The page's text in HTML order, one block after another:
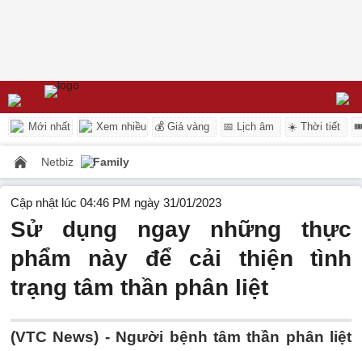
Mới nhất Xem nhiều 💰 Giá vàng 📅 Lịch âm ☀️ Thời tiết
Netbiz Family
Cập nhật lúc 04:46 PM ngày 31/01/2023
Sử dụng ngay những thực
phẩm này để cải thiện tình
trạng tâm thần phân liệt
(VTC News) - Người bệnh tâm thần phân liệt